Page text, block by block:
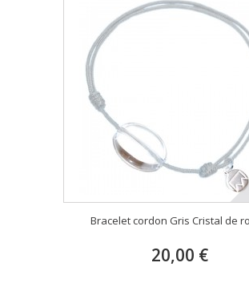
Bracelet cordon Gris Cristal de
20,00 €